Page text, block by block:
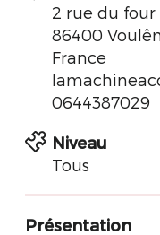
2 rue du four
86400
France
0644387029
Niveau
Tous
Présentation